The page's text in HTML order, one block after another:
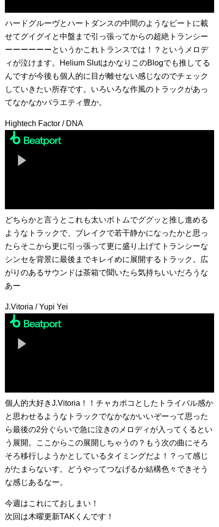
ハードグルーヴとハートダンスの中間のようなビートに載
せてグイグイと中盤まで引っ張ってからの超絶トランシー
ーーーーーーというかこれトランスでは！？というメロデ
ィが泣けます。Helium SlutはかなりこのBlogでも推してる
んですが今後も個人的に目が離せない感じなのでチェック
していきたい所存です。いろいろな作風のトラックがあっ
てなかなかバラエティ豊か。
Hightech Factor / DNA
どちらかと言うとこれも太いボトムでググッと推し進める
ようなトラックで、ブレイクで若干静かになったかと思っ
たらそこから更に引っ張って更に盛り上げてトランシーな
シンセを背景に最後までキレイめに展開するトラック。広
がりのあるサウンドは茶箱で聞いたら気持ちいいだろうな
あー
J.Vitoria / Yupi Yei
個人的大好きJ.Vitoria！！チャカポコとしたトライバル感か
と思わせるようなトラックでなかなかいいぞーって思った
ら最後の2分ぐらいで急に泣きのメロディが入ってくるとい
う展開。ここからこの展開しちゃうの？もう次の曲にそろ
そろ移行しようかとしているタイミングだよ！？って感じ
がたまらないす。どうやってつなげるか結構色々できそう
な感じあるなー。
今週はこれにておしまい！
次回は木曜更新TAKくんです！